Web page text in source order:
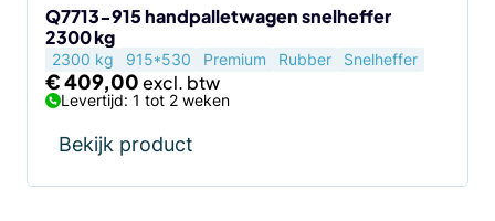
Q7713-915 handpalletwagen snelheffer
2300 kg
2300 kg 915*530 Premium Rubber Snelheffer
€409,00
Levertijd: 1 tot 2 weken
Bekijk product